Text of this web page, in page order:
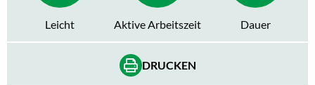
Leicht Aktive Arbeitszeit Dauer
DRUCKEN